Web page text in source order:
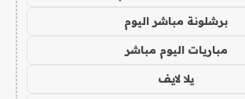
برشلونة مباشر اليوم
مباريات اليوم مباشر
يلا لايف